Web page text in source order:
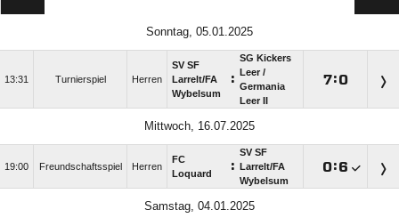
Sonntag, 05.01.2025
13:31 Turnierspiel Herren
SV SF
Larrelt/​FA
Wybelsum
:
SG Kickers
Leer /​
Germania
Leer II
:
Mittwoch, 16.07.2025
19:00 Freundschaftsspiel Herren
FC
Loquard
:
SV SF
Larrelt/​FA
Wybelsum
:
Samstag, 04.01.2025